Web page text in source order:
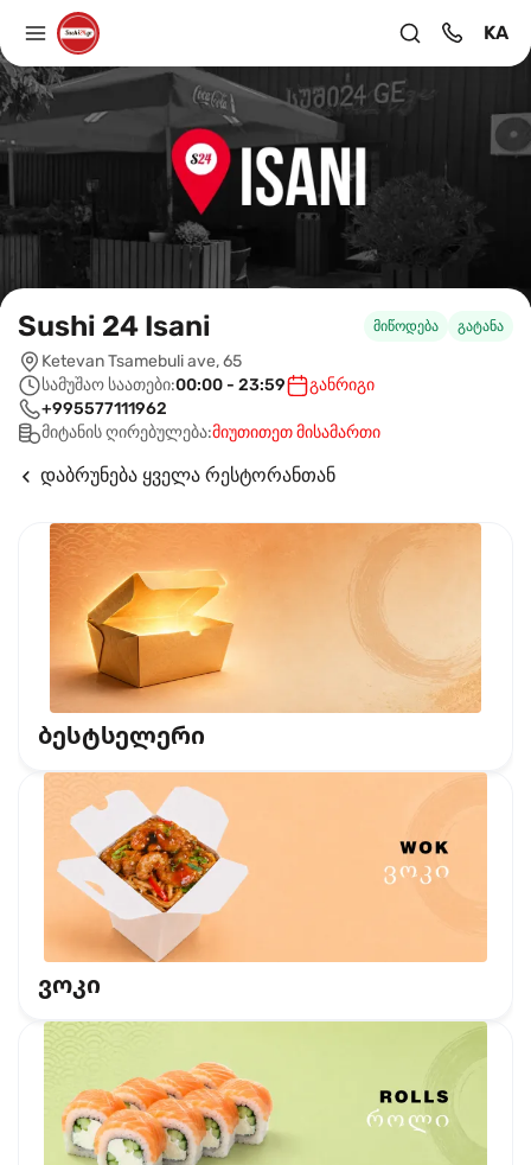
KA
Sushi 24 Isani მიწოდება გატანა
Ketevan Tsamebuli ave, 65
სამუშაო საათები:00:00 - 23:59
განრიგი
+995577111962
მიტანის ღირებულება:მიუთითეთ მისამართი
დაბრუნება ყველა რესტორანთან
ბესტსელერი
ვოკი